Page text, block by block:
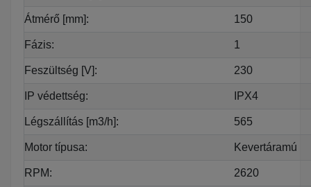
Átmérő [mm]: 150
Fázis: 1
Feszültség [V]: 230
IP védettség: IPX4
Légszállítás [m3/h]: 565
Motor típusa: Kevertáramú
RPM: 2620